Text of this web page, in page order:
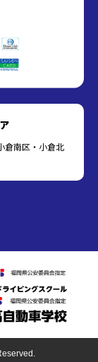
倉南区・小倉北